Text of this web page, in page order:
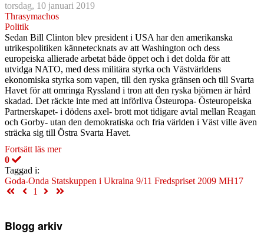
torsdag, 10 januari 2019
Thrasymachos
Politik
Sedan Bill Clinton blev president i USA har den amerikanska
utrikespolitiken kännetecknats av att Washington och dess
europeiska allierade arbetat både öppet och i det dolda för att
utvidga NATO, med dess militära styrka och Västvärldens
ekonomiska styrka som vapen, till den ryska gränsen och till Svarta
Havet för att omringa Ryssland i tron att den ryska björnen är hård
skadad. Det räckte inte med att införliva Östeuropa- Östeuropeiska
Partnerskapet- i dödens axel- brott mot tidigare avtal mellan Reagan
och Gorby- utan den demokratiska och fria världen i Väst ville även
sträcka sig till Östra Svarta Havet.
Fortsätt läs mer
0
Taggad i:
Goda-Onda Statskuppen i Ukraina 9/11 Fredspriset 2009 MH17
First Page
Previous Page
1 Next Page
Blogg arkiv